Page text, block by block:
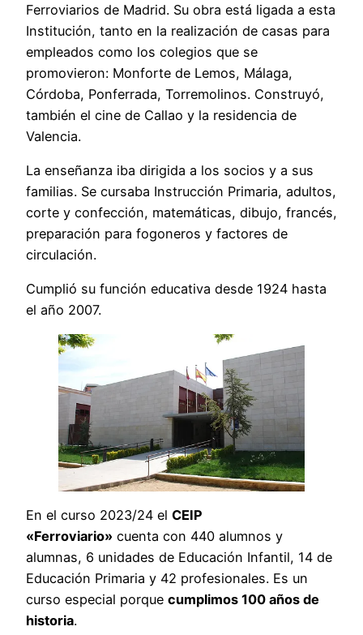
Ferroviarios de Madrid. Su obra está ligada a esta
Institución, tanto en la realización de casas para
empleados como los colegios que se
promovieron: Monforte de Lemos, Málaga,
Córdoba, Ponferrada, Torremolinos. Construyó,
también el cine de Callao y la residencia de
Valencia.
La enseñanza iba dirigida a los socios y a sus
familias. Se cursaba Instrucción Primaria, adultos,
corte y confección, matemáticas, dibujo, francés,
preparación para fogoneros y factores de
circulación.
Cumplió su función educativa desde 1924 hasta
el año 2007.
En el curso 2023/24 el CEIP
«Ferroviario» cuenta con 440 alumnos y
alumnas, 6 unidades de Educación Infantil, 14 de
Educación Primaria y 42 profesionales. Es un
curso especial porque cumplimos 100 años de
historia.